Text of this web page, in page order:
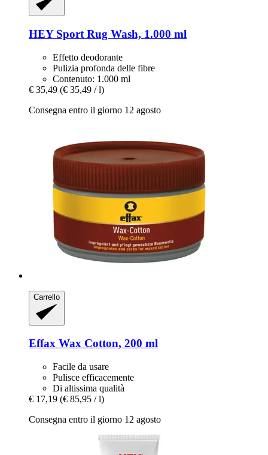
HEY Sport Rug Wash, 1.000 ml
Effetto deodorante
Pulizia profonda delle fibre
Contenuto: 1.000 ml
€ 35,49 (€ 35,49 / l)
Consegna entro il giorno 12 agosto
Carrello
Effax Wax Cotton, 200 ml
Facile da usare
Pulisce efficacemente
Di altissima qualità
€ 17,19 (€ 85,95 / l)
Consegna entro il giorno 12 agosto